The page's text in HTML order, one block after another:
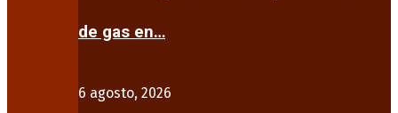
de gas en…
6 agosto, 2026